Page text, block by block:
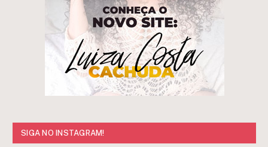
SIGA NO INSTAGRAM!